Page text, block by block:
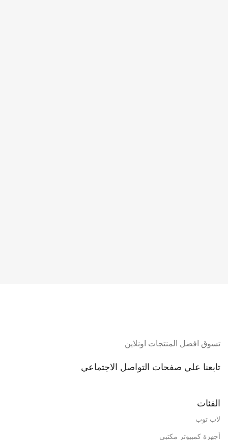
تسوق افضل المنتجات اونلاين
تابعنا علي صفحات التواصل الاجتماعي
الفئات
لاب توب
أجهزة كمبيوتر مكتبي